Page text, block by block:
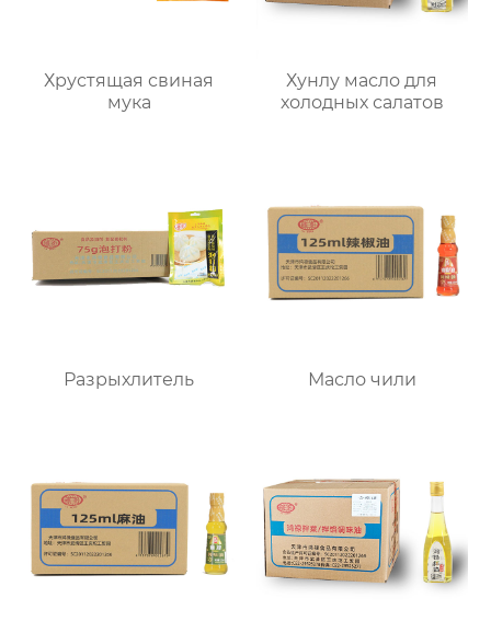
Хрустящая свиная
мука
Хунлу масло для
холодных салатов
Разрыхлитель Масло чили